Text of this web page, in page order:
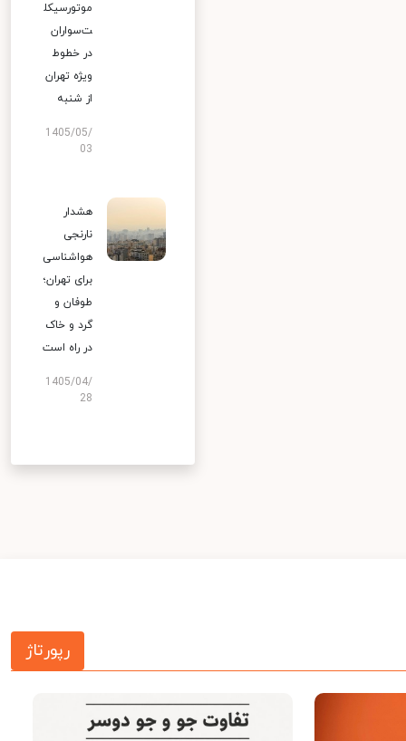
موتورسیکل
ت‌سواران
در خطوط
ویژه تهران
از شنبه
1405/05/
03
هشدار
نارنجی
هواشناسی
برای تهران؛
طوفان و
گرد و خاک
در راه است
1405/04/
28
رپورتاژ